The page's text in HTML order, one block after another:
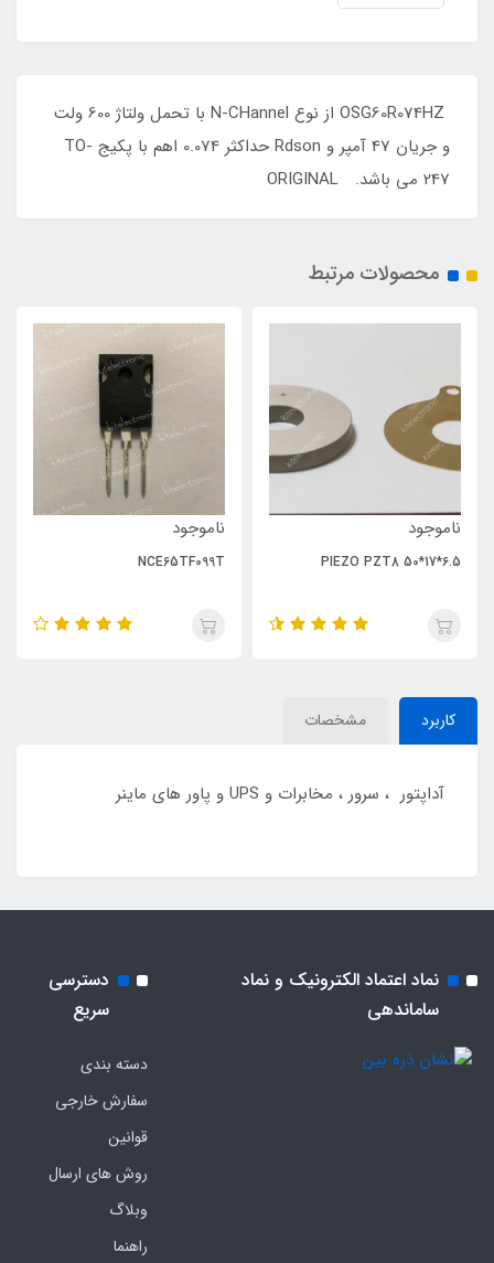
OSG60R074HZ از نوع N-CHannel با تحمل ولتاژ 600 ولت
و جریان 47 آمپر و Rdson حداکثر 0.074 اهم با پکیج TO-
247 می باشد. ORIGINAL
محصولات مرتبط
ناموجود
PIEZO PZT8 50*17*6.5
ناموجود
NCE65TF099T
کاربرد مشخصات
آداپتور ، سرور ، مخابرات و UPS و پاور های ماینر
نماد اعتماد الکترونیک و نماد
ساماندهی
دسترسی
سریع
دسته بندی
سفارش خارجی
قوانین
روش های ارسال
وبلاگ
راهنما